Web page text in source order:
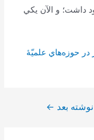
داشت‌؛ و الآن‌ يكي‌
حوزه‌هاي‌ علميّۀ
نوشته بعد ←